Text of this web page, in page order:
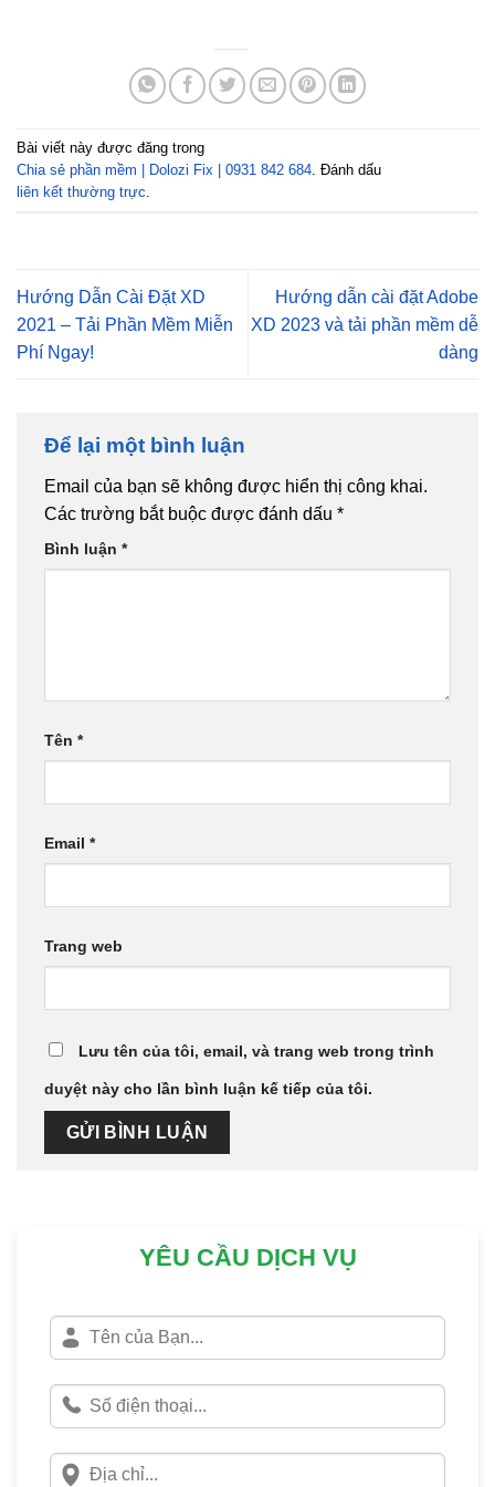
Bài viết này được đăng trong
Chia sẻ phần mềm | Dolozi Fix | 0931 842 684 . Đánh dấu
liên kết thường trực
Hướng Dẫn Cài Đặt XD
2021 – Tải Phần Mềm Miễn
Phí Ngay!
Hướng dẫn cài đặt Adobe
XD 2023 và tải phần mềm dễ
dàng
Để lại một bình luận
Email của bạn sẽ không được hiển thị công khai.
Các trường bắt buộc được đánh dấu *
Bình luận *
Tên *
Email *
Trang web
Lưu tên của tôi, email, và trang web trong trình
duyệt này cho lần bình luận kế tiếp của tôi.
YÊU CẦU DỊCH VỤ